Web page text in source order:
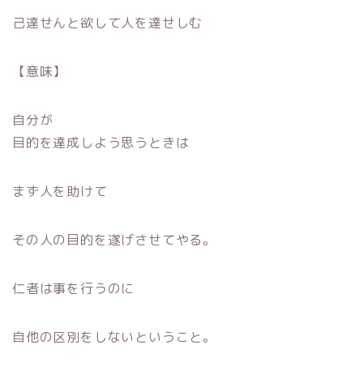
己達せんと欲して人を達せしむ
【意味】
自分が
目的を達成しよう思うときは
まず人を助けて
その人の目的を遂げさせてやる。
仁者は事を行うのに
自他の区別をしないということ。